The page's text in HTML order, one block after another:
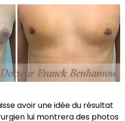
avoir une idée du résultat
lui montrera des photos